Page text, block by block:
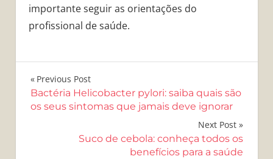
importante seguir as orientações do
profissional de saúde.
Navegação
de
Previous Post
Bactéria Helicobacter pylori: saiba quais são
os seus sintomas que jamais deve ignorar
Next Post
Suco de cebola: conheça todos os
benefícios para a saúde